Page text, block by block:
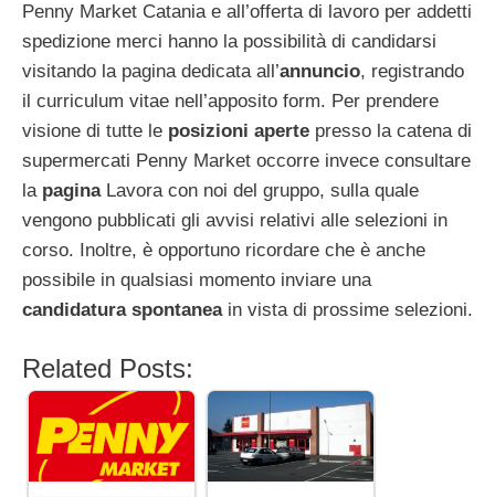
Penny Market Catania e all’offerta di lavoro per addetti
spedizione merci hanno la possibilità di candidarsi
visitando la pagina dedicata all’annuncio, registrando
il curriculum vitae nell’apposito form. Per prendere
visione di tutte le posizioni aperte presso la catena di
supermercati Penny Market occorre invece consultare
la paginaLavora con noi del gruppo, sulla quale
vengono pubblicati gli avvisi relativi alle selezioni in
corso. Inoltre, è opportuno ricordare che è anche
possibile in qualsiasi momento inviare una
candidatura spontaneain vista di prossime selezioni.
Related Posts: